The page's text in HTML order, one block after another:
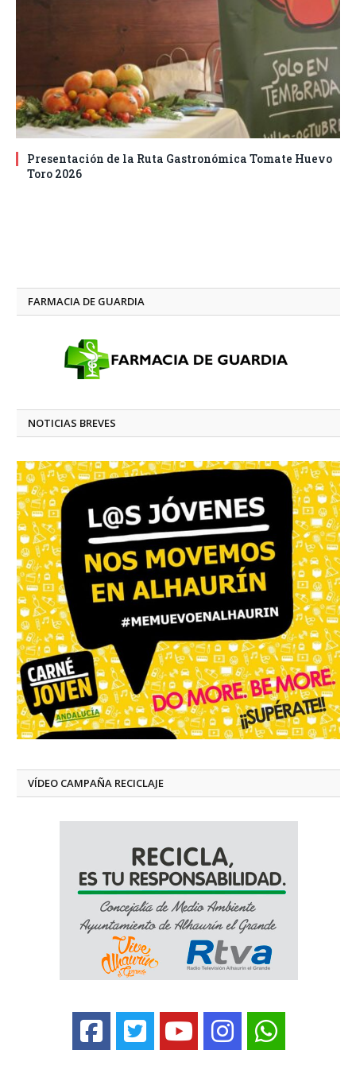
Presentación de la Ruta Gastronómica Tomate Huevo
Toro 2026
FARMACIA DE GUARDIA
NOTICIAS BREVES
VÍDEO CAMPAÑA RECICLAJE